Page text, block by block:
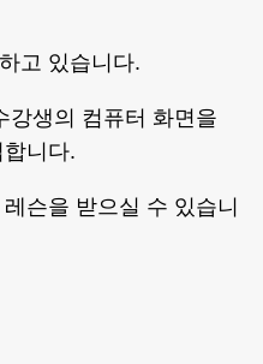
고 있습니다.
강생의 컴퓨터 화면을
니다.
슨을 받으실 수 있습니